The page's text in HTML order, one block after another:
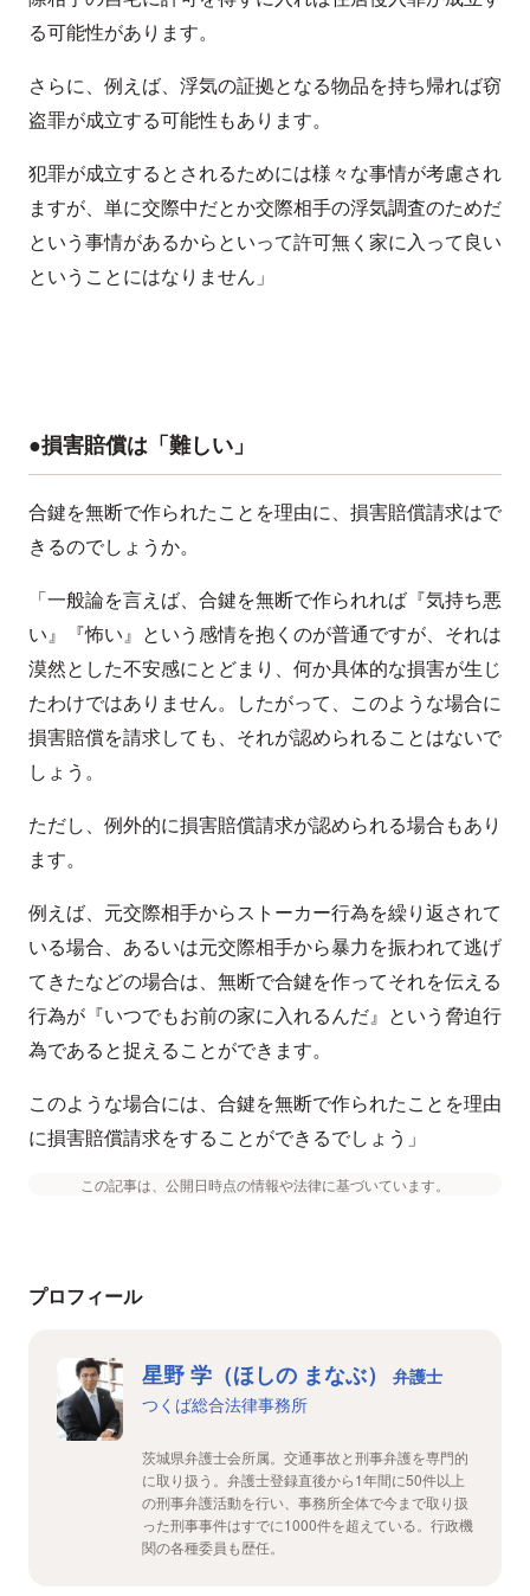
る可能性があります。
さらに、例えば、浮気の証拠となる物品を持ち帰れば窃
盗罪が成立する可能性もあります。
犯罪が成立するとされるためには様々な事情が考慮され
ますが、単に交際中だとか交際相手の浮気調査のためだ
という事情があるからといって許可無く家に入って良い
ということにはなりません」
●損害賠償は「難しい」
合鍵を無断で作られたことを理由に、損害賠償請求はで
きるのでしょうか。
「一般論を言えば、合鍵を無断で作られれば『気持ち悪
い』『怖い』という感情を抱くのが普通ですが、それは
漠然とした不安感にとどまり、何か具体的な損害が生じ
たわけではありません。したがって、このような場合に
損害賠償を請求しても、それが認められることはないで
しょう。
ただし、例外的に損害賠償請求が認められる場合もあり
ます。
例えば、元交際相手からストーカー行為を繰り返されて
いる場合、あるいは元交際相手から暴力を振われて逃げ
てきたなどの場合は、無断で合鍵を作ってそれを伝える
行為が『いつでもお前の家に入れるんだ』という脅迫行
為であると捉えることができます。
このような場合には、合鍵を無断で作られたことを理由
に損害賠償請求をすることができるでしょう」
この記事は、公開日時点の情報や法律に基づいています。
プロフィール
星野 学（ほしの まなぶ）
弁護士
つくば総合法律事務所
茨城県弁護士会所属。交通事故と刑事弁護を専門的
に取り扱う。弁護士登録直後から1年間に50件以上
の刑事弁護活動を行い、事務所全体で今まで取り扱
った刑事事件はすでに1000件を超えている。行政機
関の各種委員も歴任。